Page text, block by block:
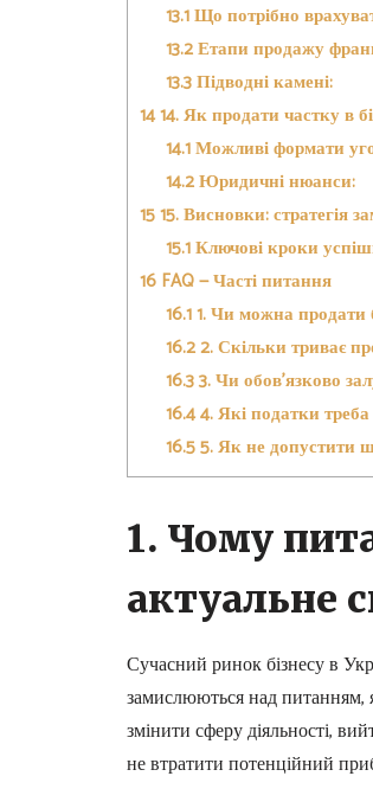
13.1Що потрібно
13.2Етапи продажу
13.3Підводні камені:
1414. Як продати частку в
14.1Можливі формати
14.2Юридичні нюанси:
1515. Висновки: стратегія
15.1Ключові кроки
16FAQ — Часті питання
16.11. Чи можна продати
16.22. Скільки триває
16.33. Чи обов’язково
16.44. Які податки
16.55. Як не допустити
1. Чому
актуальне
Сучасний ринок бізнесу в
замислюються над питанням,
змінити сферу діяльності,
не втратити потенційний